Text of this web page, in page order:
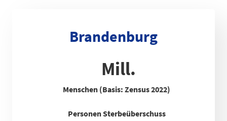
Brandenburg
Mill.
Menschen (Basis: Zensus 2022)
Personen Sterbeüberschuss